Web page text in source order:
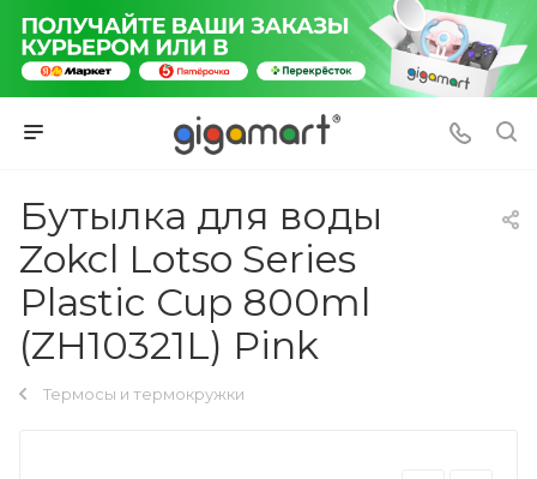
Бутылка для воды
Zokcl Lotso Series
Plastic Cup 800ml
(ZH10321L) Pink
Термосы и термокружки